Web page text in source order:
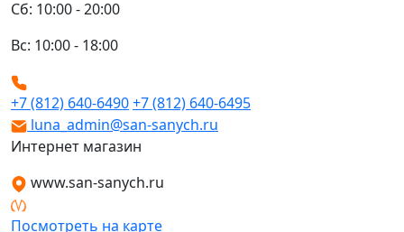
Сб: 10:00 - 20:00
Вс: 10:00 - 18:00
+7 (812) 640-6490+7 (812) 640-6495
luna_admin@san-sanych.ru
Интернет магазин
www.san-sanych.ru
Посмотреть на карте